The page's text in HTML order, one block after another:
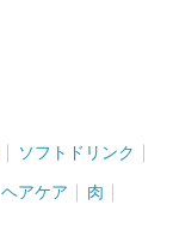
ソフトドリンク
ヘアケア 肉